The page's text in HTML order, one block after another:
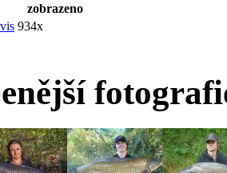
zobrazeno
934x